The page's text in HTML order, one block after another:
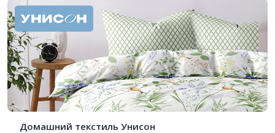
Домашний текстиль Унисон